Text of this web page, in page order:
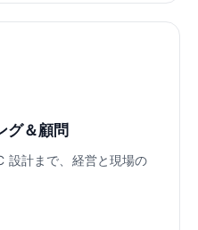
グ＆顧問
設計まで、経営と現場の